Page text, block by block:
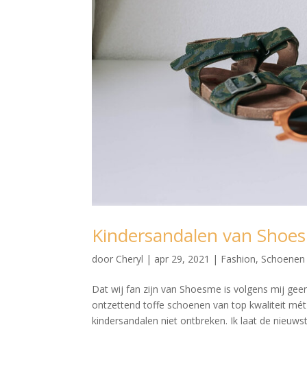
Kindersandalen van
door Cheryl | apr 29, 2021 | Fashion, Schoenen
Dat wij fan zijn van Shoesme is volgens mij
ontzettend toffe schoenen van top kwaliteit
kindersandalen niet ontbreken. Ik laat de